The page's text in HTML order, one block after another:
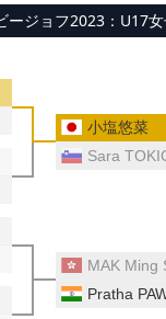
ジョフ2023：U17
イナ）
ンス）
小塩悠菜
Sara
MAK Ming
Pratha